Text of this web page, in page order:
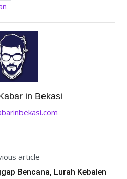
in Bekasi
article
Bencana, Lurah Kebalen